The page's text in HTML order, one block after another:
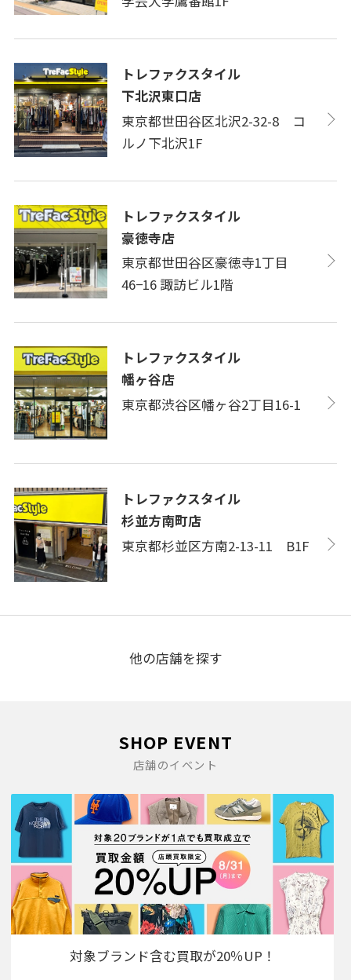
トレファクスタイル
下北沢東口店
東京都世田谷区北沢2-32-8 コ
ルノ下北沢1F
トレファクスタイル
豪徳寺店
東京都世田谷区豪徳寺1丁目
46−16 諏訪ビル1階
トレファクスタイル
幡ヶ谷店
東京都渋谷区幡ヶ谷2丁目16-1
トレファクスタイル
杉並方南町店
東京都杉並区方南2-13-11 B1F
他の店舗を探す
SHOP EVENT
店舗のイベント
対象ブランド含む買取が20％UP！